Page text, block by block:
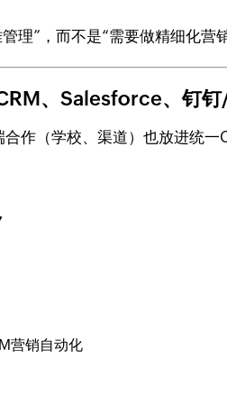
理”，而不是“需要做精细化营
、Salesforce、钉
作（学校、渠道）也放进统一